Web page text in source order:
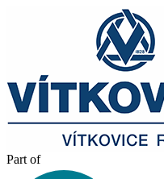
Part of